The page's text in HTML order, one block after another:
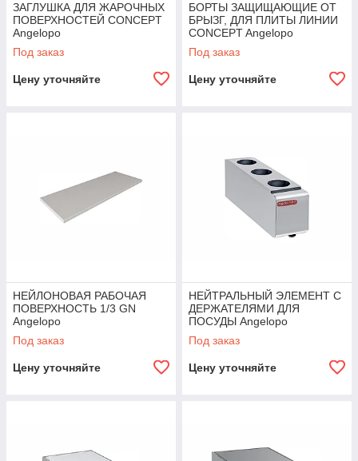
ЗАГЛУШКА ДЛЯ ЖАРОЧНЫХ
ПОВЕРХНОСТЕЙ CONCEPT
Angelopo
Под заказ
Цену уточняйте
БОРТЫ ЗАЩИЩАЮЩИЕ ОТ
БРЫЗГ, ДЛЯ ПЛИТЫ ЛИНИИ
CONCEPT Angelopo
Под заказ
Цену уточняйте
НЕЙЛОНОВАЯ РАБОЧАЯ
ПОВЕРХНОСТЬ 1/3 GN
Angelopo
Под заказ
Цену уточняйте
НЕЙТРАЛЬНЫЙ ЭЛЕМЕНТ С
ДЕРЖАТЕЛЯМИ ДЛЯ
ПОСУДЫ Angelopo
Под заказ
Цену уточняйте